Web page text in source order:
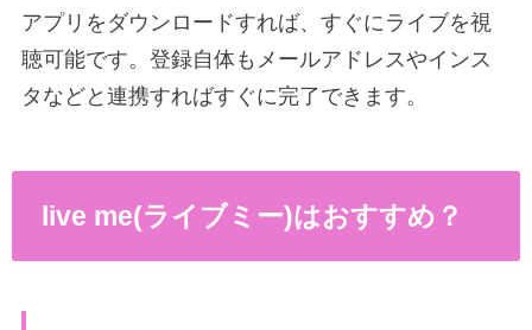
アプリをダウンロードすれば、すぐにライブを視
聴可能です。登録自体もメールアドレスやインス
タなどと連携すればすぐに完了できます。
live me(ライブミー)はおすすめ？